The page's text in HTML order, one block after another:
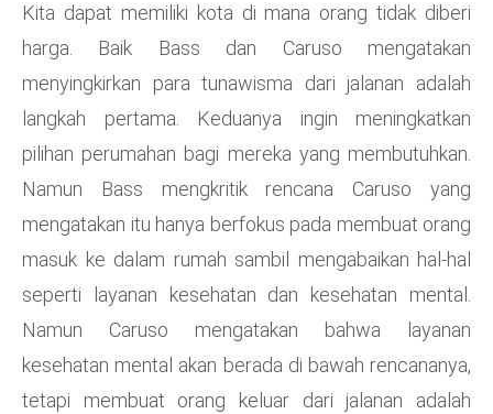
Kita dapat memiliki kota di mana orang tidak diberi
harga. Baik Bass dan Caruso mengatakan
menyingkirkan para tunawisma dari jalanan adalah
langkah pertama. Keduanya ingin meningkatkan
pilihan perumahan bagi mereka yang membutuhkan.
Namun Bass mengkritik rencana Caruso yang
mengatakan itu hanya berfokus pada membuat orang
masuk ke dalam rumah sambil mengabaikan hal-hal
seperti layanan kesehatan dan kesehatan mental.
Namun Caruso mengatakan bahwa layanan
kesehatan mental akan berada di bawah rencananya,
tetapi membuat orang keluar dari jalanan adalah